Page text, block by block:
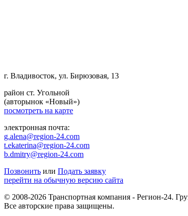
г. Владивосток, ул. Бирюзовая, 13
район ст. Угольной
(авторынок «Новый»)
посмотреть на карте
электронная почта:
g.alena@region-24.com
t.ekaterina@region-24.com
b.dmitry@region-24.com
Позвонить или Подать заявку
перейти на обычную версию сайта
© 2008-2026 Транспортная компания - Регион-24.
Все авторские права защищены.